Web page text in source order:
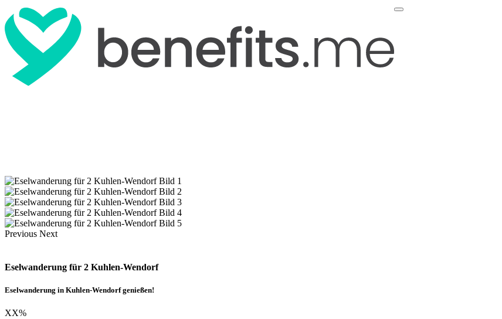
Previous Next
Eselwanderung für 2 Kuhlen-Wendorf
Eselwanderung in Kuhlen-Wendorf genießen!
XX%